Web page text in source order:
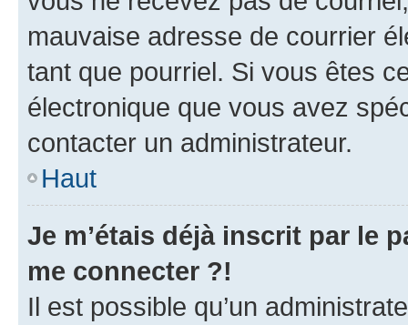
mauvaise adresse de courrier
tant que pourriel. Si vous êtes
électronique que vous avez
contacter un administrateur.
Haut
Je m’étais déjà inscrit par le
me connecter ?!
Il est possible qu’un